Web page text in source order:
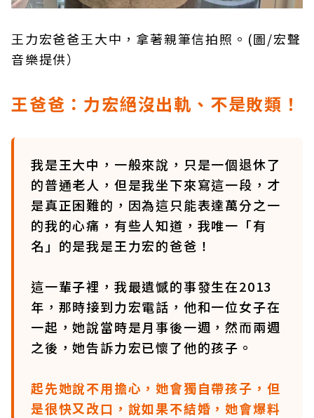
王力宏爸爸王大中，拿著親筆信拍照。(圖/宏聲
音樂提供）
王爸爸：力宏絕沒出軌、不是敗類！
我是王大中，一般來說，只是一個退休了
的普通老人，但是我坐下來寫這一段，才
是真正困難的，因為這只能表達萬分之一
的我的心痛，有些人知道，我唯一「有
名」的是我是王力宏的爸爸！
這一輩子裡，我最遺憾的事發生在2013
年，那時接到力宏電話，他和一位女子在
一起，她說當時是月事後一週，然而兩週
之後，她告訴力宏已懷了他的孩子。
起先她說不用擔心，她會獨自帶孩子，但
是很快又改口，說如果不結婚，她會爆料